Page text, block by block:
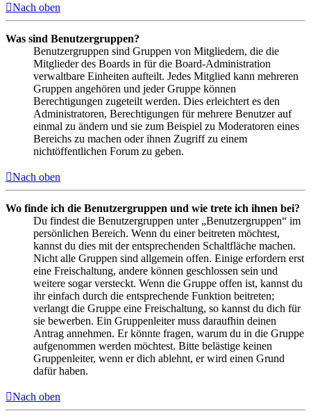
Nach oben
Was sind Benutzergruppen?
Benutzergruppen sind Gruppen von Mitgliedern, die die
Mitglieder des Boards in für die Board-Administration
verwaltbare Einheiten aufteilt. Jedes Mitglied kann mehreren
Gruppen angehören und jeder Gruppe können
Berechtigungen zugeteilt werden. Dies erleichtert es den
Administratoren, Berechtigungen für mehrere Benutzer auf
einmal zu ändern und sie zum Beispiel zu Moderatoren eines
Bereichs zu machen oder ihnen Zugriff zu einem
nichtöffentlichen Forum zu geben.
Nach oben
Wo finde ich die Benutzergruppen und wie trete ich ihnen bei?
Du findest die Benutzergruppen unter „Benutzergruppen“ im
persönlichen Bereich. Wenn du einer beitreten möchtest,
kannst du dies mit der entsprechenden Schaltfläche machen.
Nicht alle Gruppen sind allgemein offen. Einige erfordern erst
eine Freischaltung, andere können geschlossen sein und
weitere sogar versteckt. Wenn die Gruppe offen ist, kannst du
ihr einfach durch die entsprechende Funktion beitreten;
verlangt die Gruppe eine Freischaltung, so kannst du dich für
sie bewerben. Ein Gruppenleiter muss daraufhin deinen
Antrag annehmen. Er könnte fragen, warum du in die Gruppe
aufgenommen werden möchtest. Bitte belästige keinen
Gruppenleiter, wenn er dich ablehnt, er wird einen Grund
dafür haben.
Nach oben